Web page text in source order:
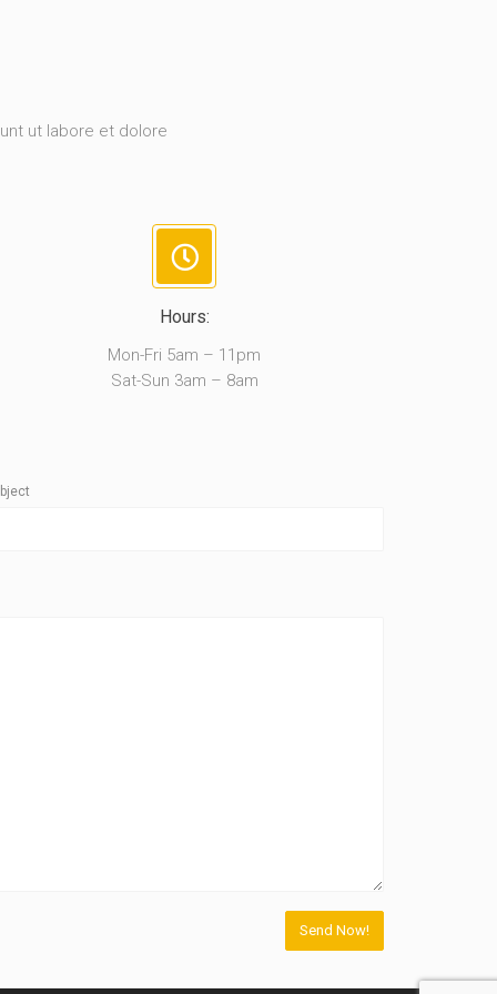
ut labore et dolore
Hours:
Mon-Fri 5am – 11pm
Sat-Sun 3am – 8am